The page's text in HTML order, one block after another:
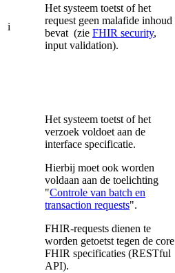
i
Het systeem toetst of het
request geen malafide inhoud
bevat (zie FHIR security,
input validation).
Het systeem toetst of het
verzoek voldoet aan de
interface specificatie.
Hierbij moet ook worden
voldaan aan de toelichting
"Controle van batch en
transaction requests".
FHIR-requests dienen te
worden getoetst tegen de core
FHIR specificaties (RESTful
API).